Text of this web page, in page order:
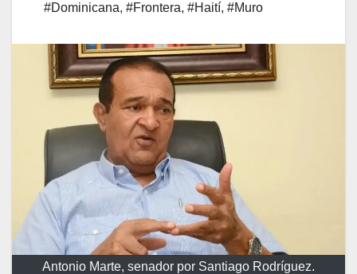
#Dominicana, #Frontera, #Haití, #Muro
Antonio Marte, senador por Santiago Rodríguez.